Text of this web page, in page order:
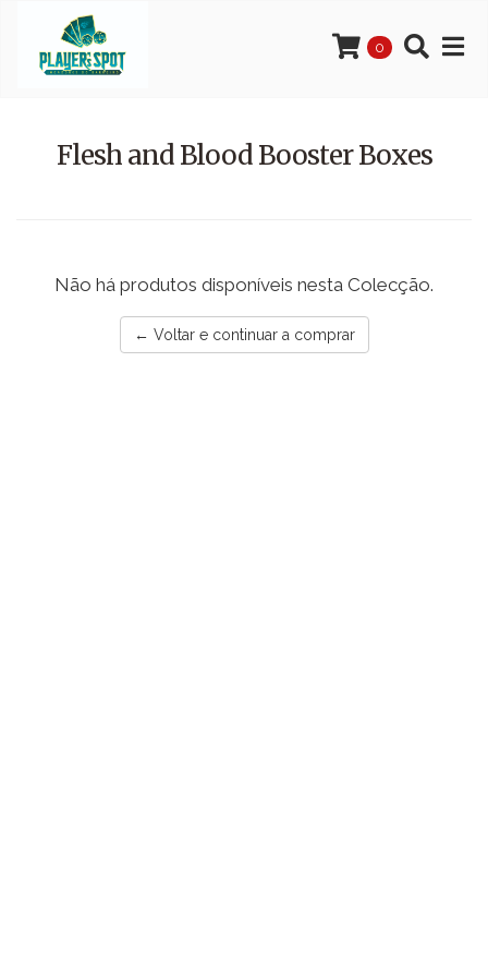
0
Flesh and Blood Booster Boxes
Não há produtos disponíveis nesta Colecção.
← Voltar e continuar a comprar